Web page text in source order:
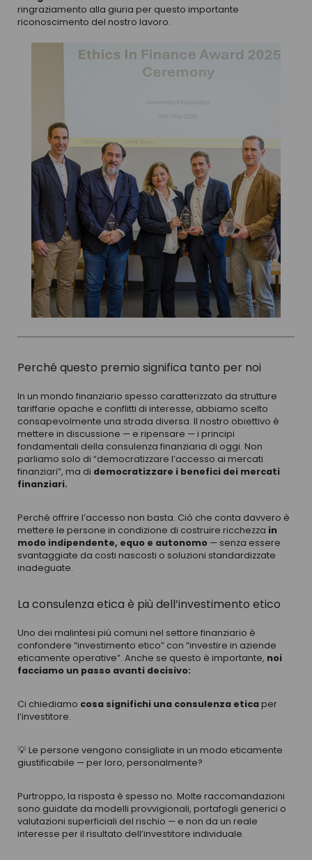
ringraziamento alla giuria per questo importante
riconoscimento del nostro lavoro.
Perché questo premio significa tanto per noi
In un mondo finanziario spesso caratterizzato da strutture
tariffarie opache e conflitti di interesse, abbiamo scelto
consapevolmente una strada diversa. Il nostro obiettivo è
mettere in discussione — e ripensare — i principi
fondamentali della consulenza finanziaria di oggi. Non
parliamo solo di “democratizzare l’accesso ai mercati
finanziari”, ma di democratizzare i benefici dei mercati
finanziari.
Perché offrire l’accesso non basta. Ciò che conta davvero è
mettere le persone in condizione di costruire ricchezza in
modo indipendente, equo e autonomo — senza essere
svantaggiate da costi nascosti o soluzioni standardizzate
inadeguate.
La consulenza etica è più dell’investimento etico
Uno dei malintesi più comuni nel settore finanziario è
confondere “investimento etico” con “investire in aziende
eticamente operative”. Anche se questo è importante, noi
facciamo un passo avanti decisivo:
Ci chiediamo cosa significhi una consulenza eticaper
l’investitore.
💡 Le persone vengono consigliate in un modo eticamente
giustificabile — per loro, personalmente?
Purtroppo, la risposta è spesso no. Molte raccomandazioni
sono guidate da modelli provvigionali, portafogli generici o
valutazioni superficiali del rischio — e non da un reale
interesse per il risultato dell’investitore individuale.